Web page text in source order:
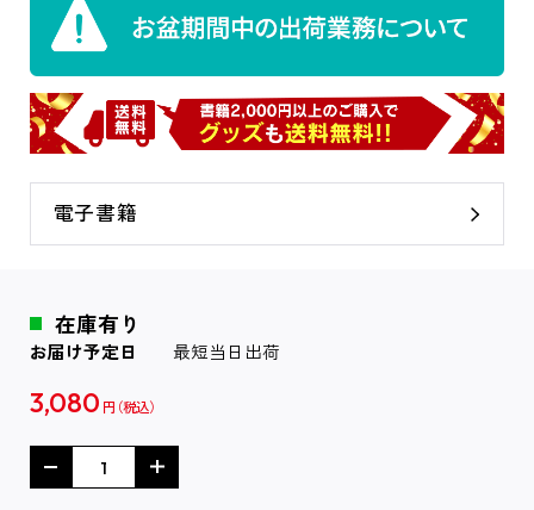
電子書籍
在庫有り
お届け予定日 最短当日出荷
3,080 円